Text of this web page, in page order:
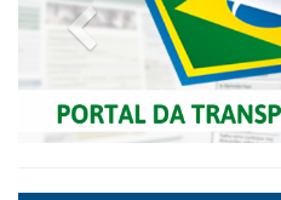
Previous